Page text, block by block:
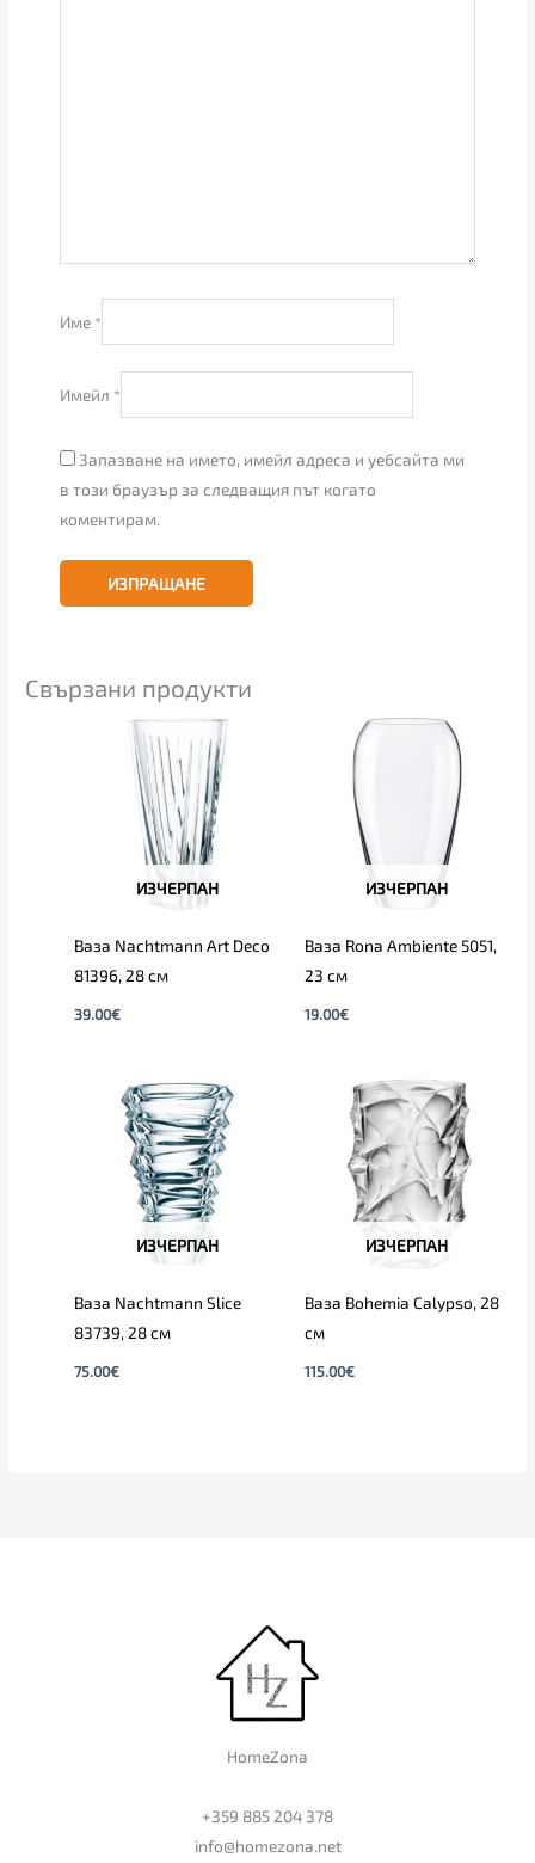
Име *
Имейл *
Запазване на името, имейл адреса и уебсайта ми
в този браузър за следващия път когато
коментирам.
Свързани продукти
ИЗЧЕРПАН
Ваза Nachtmann Art Deco
81396, 28 см
39.00€
ИЗЧЕРПАН
Ваза Rona Ambiente 5051,
23 см
19.00€
ИЗЧЕРПАН
Ваза Nachtmann Slice
83739, 28 см
75.00€
ИЗЧЕРПАН
Ваза Bohemia Calypso, 28
см
115.00€
HomeZona
+359 885 204 378
info@homezona.net